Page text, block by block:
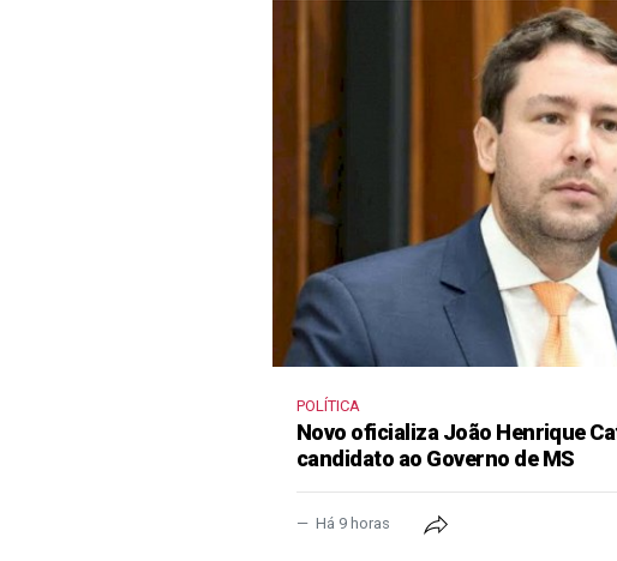
POLÍTICA
Novo oficializa João Henrique
candidato ao Governo de MS
Há 9 horas